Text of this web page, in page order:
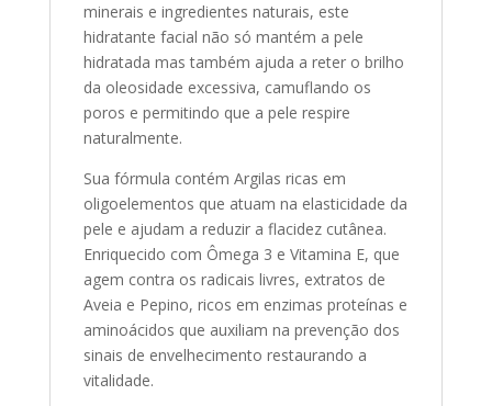
minerais e ingredientes naturais, este
hidratante facial não só mantém a pele
hidratada mas também ajuda a reter o brilho
da oleosidade excessiva, camuflando os
poros e permitindo que a pele respire
naturalmente.
Sua fórmula contém Argilas ricas em
oligoelementos que atuam na elasticidade da
pele e ajudam a reduzir a flacidez cutânea.
Enriquecido com Ômega 3 e Vitamina E, que
agem contra os radicais livres, extratos de
Aveia e Pepino, ricos em enzimas proteínas e
aminoácidos que auxiliam na prevenção dos
sinais de envelhecimento restaurando a
vitalidade.